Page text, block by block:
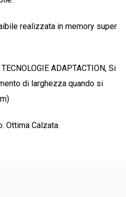
realizzata in memory super
ADAPTACTION, Si
di larghezza quando si
Ottima Calzata.